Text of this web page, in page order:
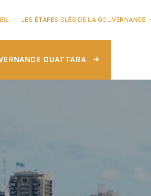
LES ÉTAPES CLÉS DE LA GOUVERNANCE
OUATTARA